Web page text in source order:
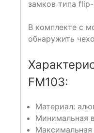
замков типа
В комплекте с
обнаружить
FM103:
Материал:
Минимальная